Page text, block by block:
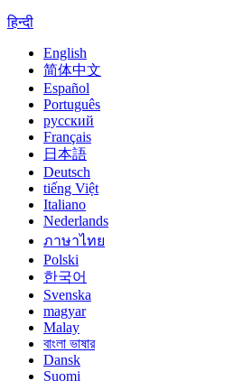
हिन्दी
English
简体中文
Español
Português
русский
Français
日本語
Deutsch
tiếng Việt
Italiano
Nederlands
ภาษาไทย
Polski
한국어
Svenska
magyar
Malay
বাংলা ভাষার
Dansk
Suomi